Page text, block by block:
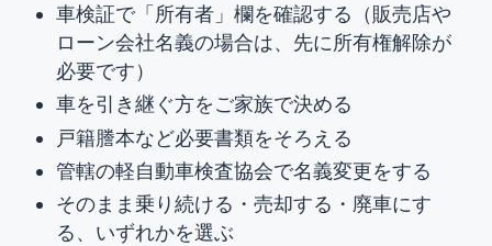
車検証で「所有者」欄を確認する（販売店や
ローン会社名義の場合は、先に所有権解除が
必要です）
車を引き継ぐ方をご家族で決める
戸籍謄本など必要書類をそろえる
管轄の軽自動車検査協会で名義変更をする
そのまま乗り続ける・売却する・廃車にす
る、いずれかを選ぶ